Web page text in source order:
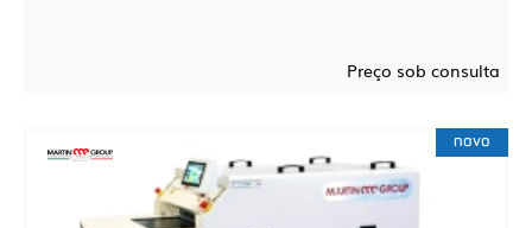
Preço sob consulta
novo